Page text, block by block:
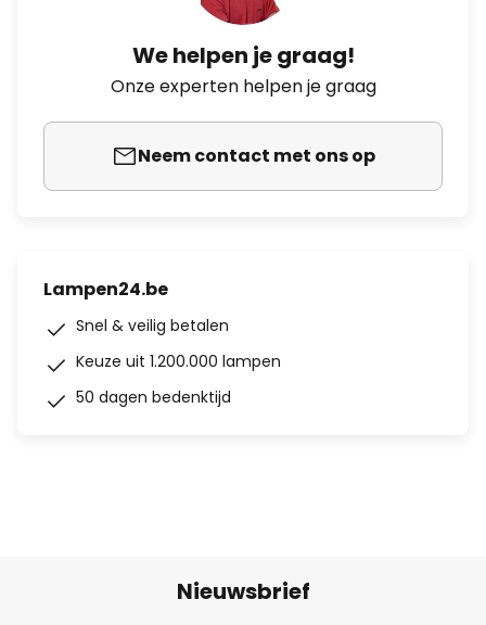
We helpen je graag!
Onze experten helpen je graag
Neem contact met ons op
Lampen24.be
Snel & veilig betalen
Keuze uit 1.200.000 lampen
50 dagen bedenktijd
Nieuwsbrief